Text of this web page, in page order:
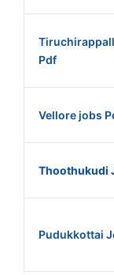
Pdf
Vellore jobs
Thoothukudi
Pudukkottai